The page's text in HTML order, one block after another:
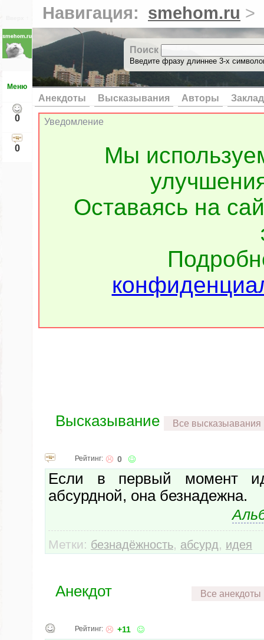
Меню
0
0
Навигация: smehom.ru >
Поиск
Введите фразу длиннее 3-х
Анекдоты Высказывания Авторы
Уведомление
Мы
Оставаясь на
Высказывание Все высказыавания
Рейтинг: 0
Если в первый момент
абсурдной, она безнадежна.
Метки: безнадёжность, абсурд, идея
Анекдот Все анекдоты
Рейтинг: +11